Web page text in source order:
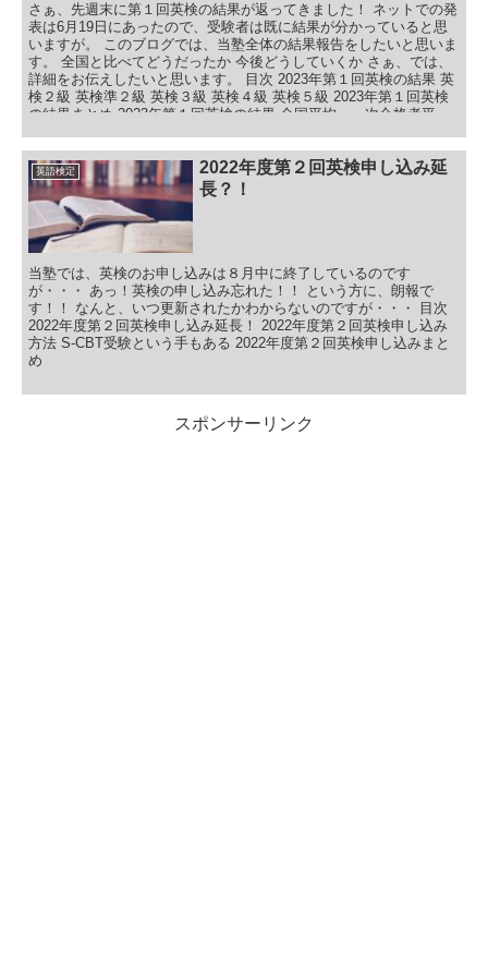
さぁ、先週末に第１回英検の結果が返ってきました！ ネットでの発
表は6月19日にあったので、受験者は既に結果が分かっていると思
いますが。 このブログでは、当塾全体の結果報告をしたいと思いま
す。 全国と比べてどうだったか 今後どうしていくか さぁ、では、
詳細をお伝えしたいと思います。 目次 2023年第１回英検の結果 英
検２級 英検準２級 英検３級 英検４級 英検５級 2023年第１回英検
の結果まとめ 2023年第１回英検の結果 全国平均、一次合格者平
英語検定
2022年度第２回英検申し込み延
長？！
当塾では、英検のお申し込みは８月中に終了しているのです
が・・・ あっ！英検の申し込み忘れた！！ という方に、朗報で
す！！ なんと、いつ更新されたかわからないのですが・・・ 目次
2022年度第２回英検申し込み延長！ 2022年度第２回英検申し込み
方法 S-CBT受験という手もある 2022年度第２回英検申し込みまと
め
スポンサーリンク